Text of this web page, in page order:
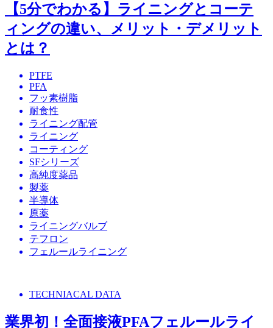
【5分でわかる】ライニングとコーテ
ィングの違い、メリット・デメリット
とは？
PTFE
PFA
フッ素樹脂
耐食性
ライニング配管
ライニング
コーティング
SFシリーズ
高純度薬品
製薬
半導体
原薬
ライニングバルブ
テフロン
フェルールライニング
TECHNIACAL DATA
業界初！全面接液PFAフェルールライ